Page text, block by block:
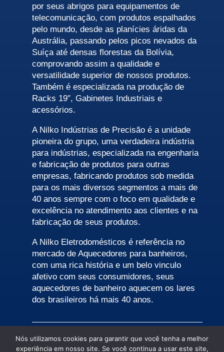
por seus abrigos para equipamentos de
telecomunicação, com produtos espalhados
pelo mundo, desde as planícies áridas da
Austrália, passando pelos picos nevados da
Suíça até densas florestas da Bolívia,
comprovando assim a qualidade e
versatilidade superior de nossos produtos.
Também é especializada na produção de
Racks 19″, Gabinetes Industriais e
acessórios.
A Nilko Indústrias de Precisão é a unidade
pioneira do grupo, uma verdadeira indústria
para indústrias, especializada na engenharia
e fabricação de produtos para outras
empresas, fabricando produtos sob medida
para os mais diversos segmentos a mais de
40 anos sempre com o foco em qualidade e
excelência no atendimento aos clientes e na
fabricação de seus produtos.
A Nilko Eletrodomésticos é referência no
mercado de Aquecedores para banheiros,
com uma rica história e um belo vinculo
afetivo com seus consumidores, seus
aquecedores de banheiro aquecem os lares
dos brasileiros há mais 40 anos.
Nós utilizamos cookies para garantir que você tenha a melhor
experiência em nosso site. Se você continua a usar este site,